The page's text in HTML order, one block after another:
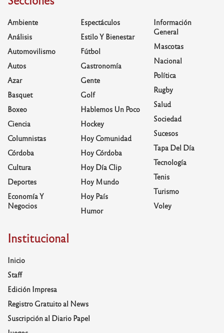
Ambiente
Análisis
Automovilismo
Autos
Azar
Basquet
Boxeo
Ciencia
Columnistas
Córdoba
Cultura
Deportes
Economía Y
Negocios
Espectáculos
Estilo Y Bienestar
Fútbol
Gastronomía
Gente
Golf
Hablemos Un Poco
Hockey
Hoy Comunidad
Hoy Córdoba
Hoy Día Clip
Hoy Mundo
Hoy País
Humor
Información
General
Mascotas
Nacional
Política
Rugby
Salud
Sociedad
Sucesos
Tapa Del Día
Tecnología
Tenis
Turismo
Voley
Institucional
Inicio
Staff
Edición Impresa
Registro Gratuito al News
Suscripción al Diario Papel